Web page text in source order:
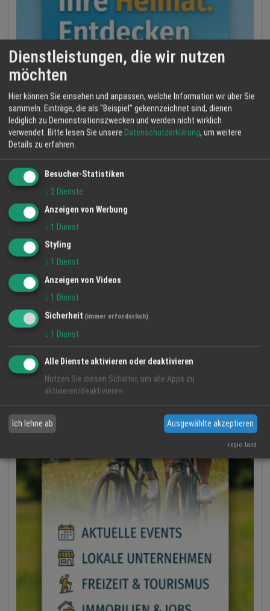
Dienstleistungen, die wir nutzen
möchten
Hier können Sie einsehen und anpassen, welche Information wir über Sie
sammeln. Einträge, die als "Beispiel" gekennzeichnet sind, dienen
lediglich zu Demonstrationszwecken und werden nicht wirklich
verwendet. Bitte lesen Sie unsere Datenschutzerklärung, um weitere
Details zu erfahren.
Besucher-Statistiken
↓ 2 Dienste
Anzeigen von Werbung
↓ 1 Dienst
Styling
↓ 1 Dienst
Anzeigen von Videos
↓ 1 Dienst
Sicherheit (immer erforderlich)
↓ 1 Dienst
Alle Dienste aktivieren oder deaktivieren
Nutzen Sie diesen Schalter, um alle Apps zu
aktivieren/deaktivieren.
Ich lehne ab Ausgewählte akzeptieren
regio.land